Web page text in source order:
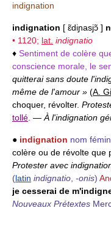
indignation
indignation [ ɛ̃diɲasjɔ̃ ]
• 1120; lat. indignatio
♦ Sentiment de colère
conscience morale, le
quitterai sans doute
même de l'amour » (A.
choquer, révolter.
tollé — À l'indignation
● indignation nom
colère ou de révolte que
Protester avec
(latin indignatio -onis)
je cesserai de
Nouveaux Prétextes